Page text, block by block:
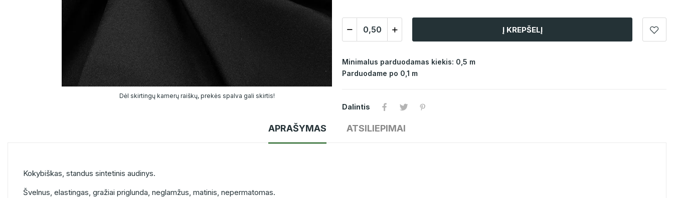
Dėl skirtingų kamerų raiškų, prekės spalva gali skirtis!
Į KREPŠELĮ
Minimalus parduodamas kiekis: 0,5 m
Parduodame po 0,1 m
Dalintis
APRAŠYMAS ATSILIEPIMAI
Kokybiškas, standus sintetinis audinys.
Švelnus, elastingas, gražiai priglunda, neglamžus, matinis, nepermatomas.